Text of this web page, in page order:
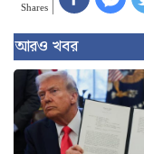
Shares
আরও খবর